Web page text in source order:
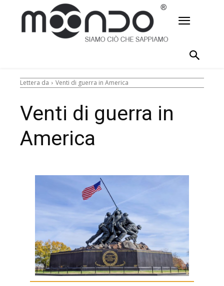
Lettera da Venti di guerra in America
Venti di guerra in
America